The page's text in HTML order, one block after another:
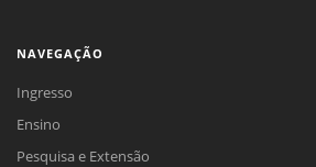
NAVEGAÇÃO
Ingresso
Ensino
Pesquisa e Extensão